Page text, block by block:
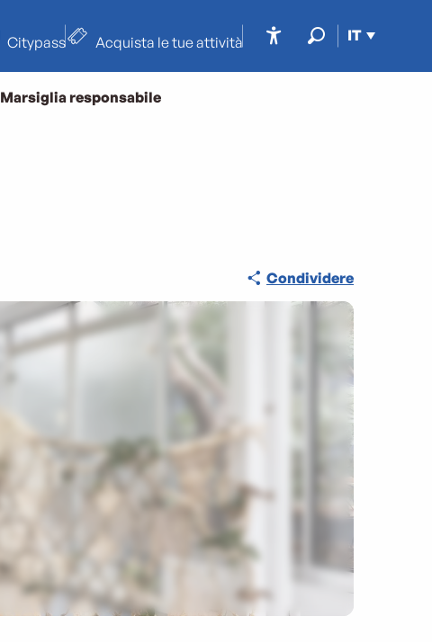
IT
Citypass Acquista le tue attività
Marsiglia responsabile
Condividere